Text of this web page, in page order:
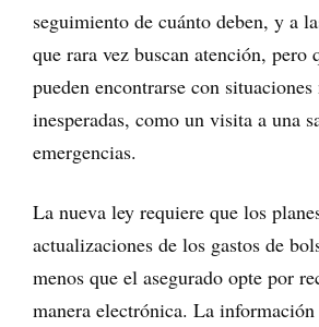
seguimiento de cuánto deben, y a
que rara vez buscan atención, pero
pueden encontrarse con situaciones
inesperadas, como un visita a una
emergencias.
La nueva ley requiere que los
actualizaciones de los gastos de
menos que el asegurado opte por
manera electrónica. La